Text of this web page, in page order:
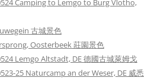
Camping to Lemgo to Burg Vlotho,
古城景色
Oosterbeek 莊園景色
Lemgo Altstadt, DE 德國古城萊姆戈
25 Naturcamp an der Weser, DE 威悉